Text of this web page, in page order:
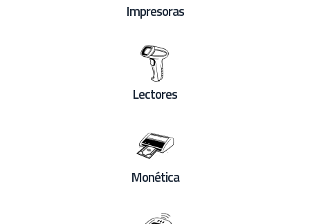
Impresoras
Lectores
Monética